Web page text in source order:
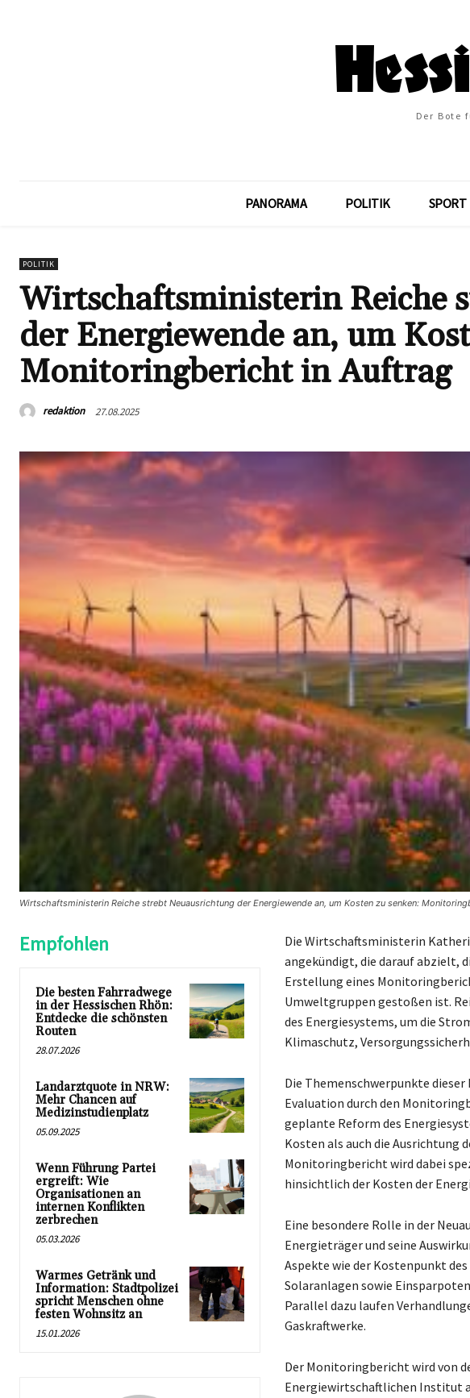
Der Bote
PANORAMA POLITIK SPORT
POLITIK
Wirtschaftsministerin Reiche
der Energiewende an, um
Monitoringbericht in Auftrag
redaktion 27.08.2025
Wirtschaftsministerin Reiche strebt Neuausrichtung der Energiewende an, um Kosten zu senken:
Empfohlen
Die besten Fahrradwege
in der Hessischen Rhön:
Entdecke die schönsten
Routen
28.07.2026
Landarztquote in NRW:
Mehr Chancen auf
Medizinstudienplatz
05.09.2025
Wenn Führung Partei
ergreift: Wie
Organisationen an
internen Konflikten
zerbrechen
05.03.2026
Warmes Getränk und
Information: Stadtpolizei
spricht Menschen ohne
festen Wohnsitz an
15.01.2026
Die Wirtschaftsministerin
angekündigt, die darauf abzielt,
Erstellung eines
Umweltgruppen gestoßen ist.
des Energiesystems, um die
Klimaschutz,
Die Themenschwerpunkte
Evaluation durch den
geplante Reform des
Kosten als auch die Ausrichtung
Monitoringbericht wird dabei
hinsichtlich der Kosten der
Eine besondere Rolle in der
Energieträger und seine
Aspekte wie der Kostenpunkt
Solaranlagen sowie
Parallel dazu laufen
Gaskraftwerke.
Der Monitoringbericht wird von
Energiewirtschaftlichen Institut